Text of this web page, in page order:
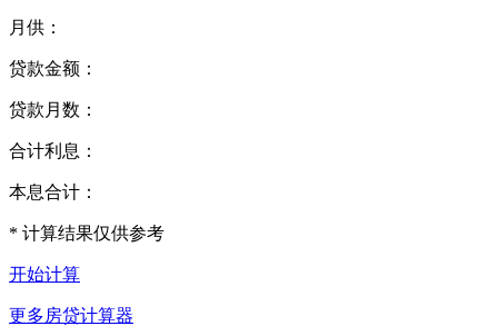
月供：
贷款金额：
贷款月数：
合计利息：
本息合计：
* 计算结果仅供参考
开始计算
更多房贷计算器